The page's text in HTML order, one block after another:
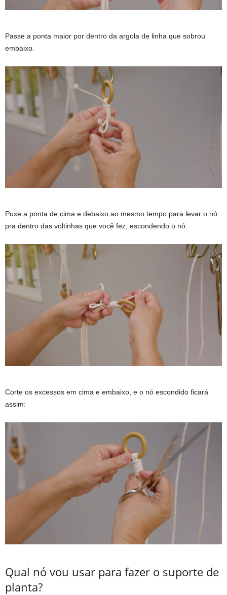
Passe a ponta maior por dentro da argola de linha que sobrou
embaixo.
Puxe a ponta de cima e debaixo ao mesmo tempo para levar o nó
pra dentro das voltinhas que você fez, escondendo o nó.
Corte os excessos em cima e embaixo, e o nó escondido ficará
assim:
Qual nó vou usar para fazer o suporte de
planta?